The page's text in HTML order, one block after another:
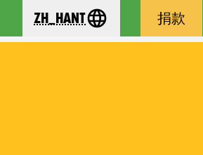
捐款
your language
zh_Hant